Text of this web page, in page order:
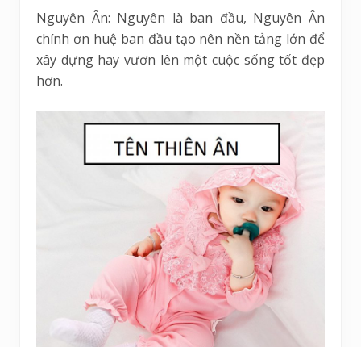
Nguyên Ân: Nguyên là ban đầu, Nguyên Ân
chính ơn huệ ban đầu tạo nên nền tảng lớn để
xây dựng hay vươn lên một cuộc sống tốt đẹp
hơn.